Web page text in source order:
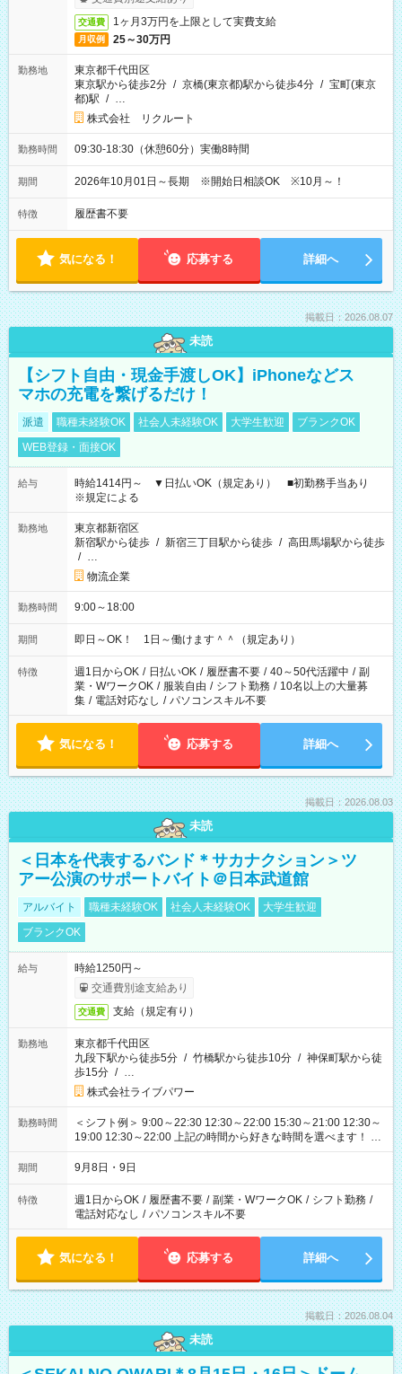
交通費 1ヶ月3万円を上限として実費支給
月収例 25～30万円
勤務地
東京都千代田区
東京駅から徒歩2分 / 京橋(東京都)駅から徒歩4分 / 宝町(東京
都)駅 / …
株式会社 リクルート
勤務時間 09:30-18:30（休憩60分）実働8時間
期間 2026年10月01日～長期 ※開始日相談OK ※10月～！
特徴 履歴書不要
気になる！ 応募する 詳細へ
掲載日：2026.08.07
未読
【シフト自由・現金手渡しOK】iPhoneなどス
マホの充電を繋げるだけ！
派遣 職種未経験OK 社会人未経験OK 大学生歓迎
ブランクOK
WEB登録・面接OK
給与
時給1414円～ ▼日払いOK（規定あり） ■初勤務手当あり
※規定による
勤務地
東京都新宿区
新宿駅から徒歩 / 新宿三丁目駅から徒歩 / 高田馬場駅から徒歩
/ …
物流企業
勤務時間 9:00～18:00
期間 即日～OK！ 1日～働けます＾＾（規定あり）
特徴 週1日からOK / 日払いOK / 履歴書不要 / 40～50代活躍中 / 副
業・WワークOK / 服装自由 / シフト勤務 / 10名以上の大量募
集 / 電話対応なし / パソコンスキル不要
気になる！ 応募する 詳細へ
掲載日：2026.08.03
未読
＜日本を代表するバンド＊サカナクション＞ツ
アー公演のサポートバイト＠日本武道館
アルバイト 職種未経験OK 社会人未経験OK
大学生歓迎
ブランクOK
給与
時給1250円～
交通費別途支給あり
交通費 支給（規定有り）
勤務地
東京都千代田区
九段下駅から徒歩5分 / 竹橋駅から徒歩10分 / 神保町駅から徒
歩15分 / …
株式会社ライブパワー
勤務時間
＜シフト例＞ 9:00～22:30 12:30～22:00 15:30～21:00 12:30～
19:00 12:30～22:00 上記の時間から好きな時間を選べます！ ※
時間は変更となる可能性があります
期間 9月8日・9日
特徴 週1日からOK / 履歴書不要 / 副業・WワークOK / シフト勤務 /
電話対応なし / パソコンスキル不要
気になる！ 応募する 詳細へ
掲載日：2026.08.04
未読